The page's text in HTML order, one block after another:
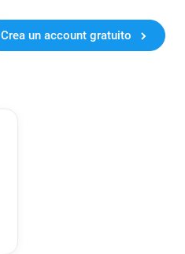
Crea un account gratuito